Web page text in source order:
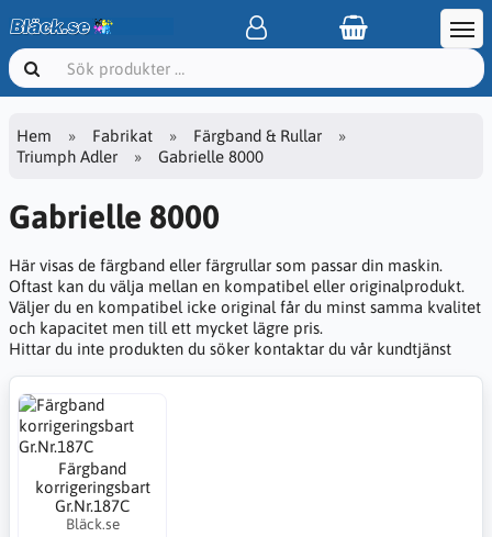
Hem Fabrikat
Färgband & Rullar
Triumph Adler
Gabrielle 8000
Gabrielle 8000
Här visas de färgband eller färgrullar som passar din maskin.
Oftast kan du välja mellan en kompatibel eller originalprodukt.
Väljer du en kompatibel icke original får du minst samma kvalitet
och kapacitet men till ett mycket lägre pris.
Hittar du inte produkten du söker kontaktar du vår kundtjänst
Färgband
korrigeringsbart
Gr.Nr.187C
Bläck.se